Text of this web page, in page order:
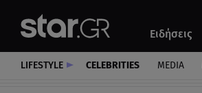
Ειδήσεις
Αυτοκίνητο
LIFESTYLE CELEBRITIES MEDIA